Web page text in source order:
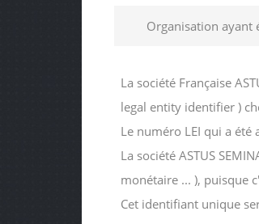
Organisation ayant
La société Française
legal entity identifier )
Le numéro LEI qui a été
La société ASTUS
monétaire ... ), puisque
Cet identifiant unique